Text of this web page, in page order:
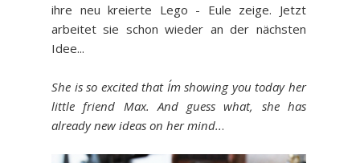
ihre neu kreierte Lego - Eule zeige. Jetzt
arbeitet sie schon wieder an der nächsten
Idee...
She is so excited that I´m showing you today her
little friend Max. And guess what, she has
already new ideas on her mind...